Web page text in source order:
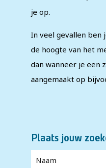
je op.
In veel gevallen
de hoogte van het
dan wanneer je een
aangemaakt op
Plaats jouw